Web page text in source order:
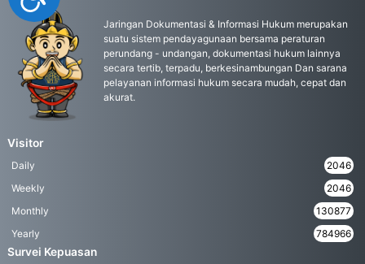
Jaringan Dokumentasi & Informasi Hukum merupakan
suatu sistem pendayagunaan bersama peraturan
perundang - undangan, dokumentasi hukum lainnya
secara tertib, terpadu, berkesinambungan Dan sarana
pelayanan informasi hukum secara mudah, cepat dan
akurat.
Visitor
Daily
2046
Weekly
2046
Monthly
130877
Yearly
784966
Survei Kepuasan